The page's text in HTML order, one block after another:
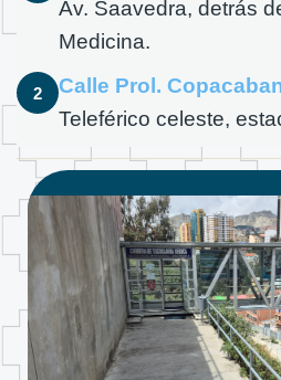
Av. Saavedra, detrás
Medicina.
2
Calle Prol.
Teleférico celeste,